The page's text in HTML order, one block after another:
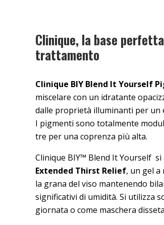
Clinique, la base
trattamento
Clinique BIY Blend It Yourself
miscelare con un idratante
dalle proprietà illuminanti per un
I pigmenti sono totalmente
tre per una coprenza più alta.
Clinique BIY™ Blend It Yourself
Extended Thirst Relief, un gel
la grana del viso mantenendo
significativi di umidità. Si utilizza
giornata o come maschera